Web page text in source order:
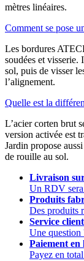
mètres linéaires.
Comment se pose
Les bordures
soudées et visserie.
sol, puis de visser
l’alignement.
Quelle est la
L’acier corten brut
version activée est
Jardin propose
de rouille au sol.
Livraison
Un RDV
Produits
Des produits
Service
Une question
Paiement en
Payez en